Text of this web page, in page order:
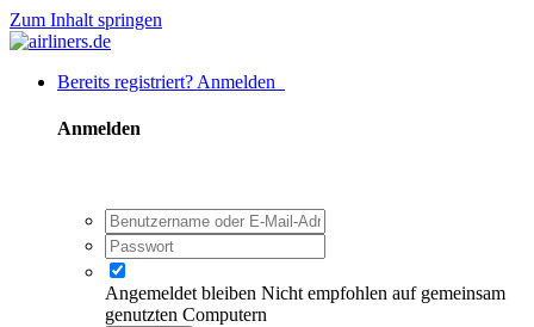
Zum Inhalt springen
Bereits registriert? Anmelden
Anmelden
Angemeldet bleiben Nicht empfohlen auf gemeinsam
genutzten Computern